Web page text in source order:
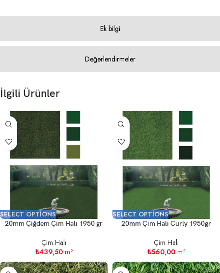
Ek bilgi
Değerlendirmeler
İlgili Ürünler
SELECT OPTIONS
20mm Çiğdem Çim Halı 1950 gr
Çim Halı
₺439,50m²
SELECT OPTIONS
20mm Çim Halı Curly 1950gr
Çim Halı
₺560,00 m²